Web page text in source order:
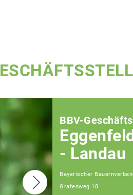
BBV-
- Landau
Bayerischer
Grafenweg 18